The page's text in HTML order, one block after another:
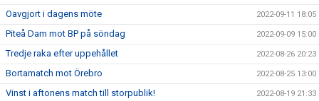
Oavgjort i dagens möte 2022-09-11 18:05
Piteå Dam mot BP på söndag 2022-09-09 15:00
Tredje raka efter uppehållet 2022-08-26 20:23
Bortamatch mot Örebro 2022-08-25 13:00
Vinst i aftonens match till storpublik! 2022-08-19 21:33